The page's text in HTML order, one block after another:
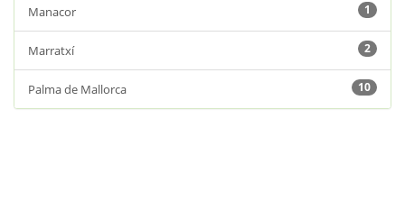
Manacor 1
Marratxí 2
Palma de Mallorca 10